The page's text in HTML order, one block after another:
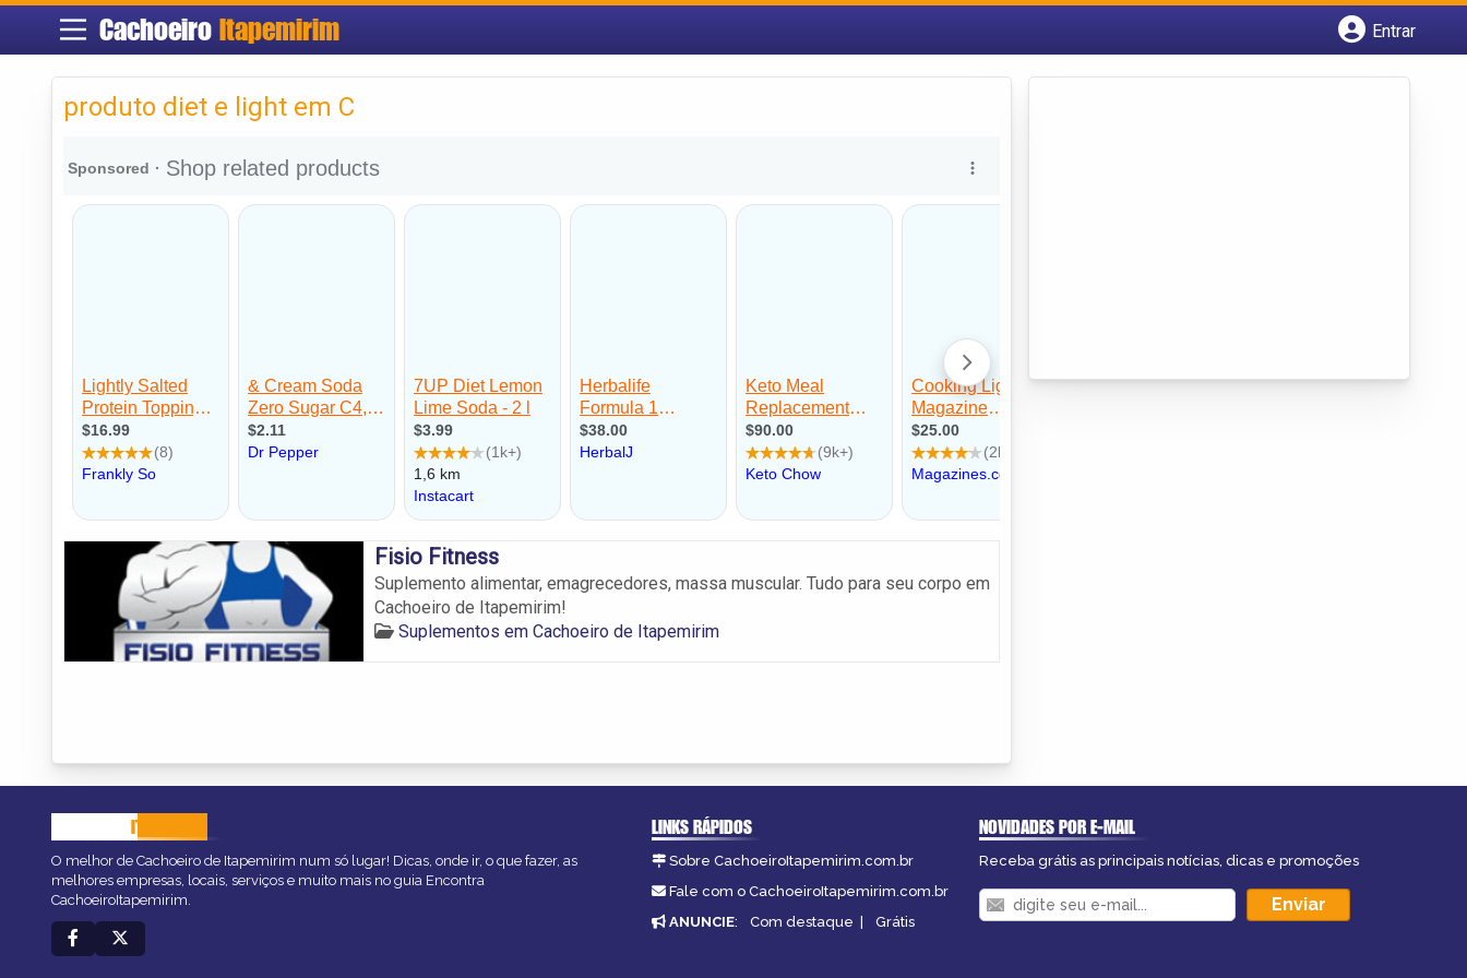
Cachoeiro Itapemirim
Entrar
produto diet e light em C
Fisio Fitness
Suplemento alimentar, emagrecedores, massa muscular. Tudo para seu corpo em
Cachoeiro de Itapemirim!
Suplementos em Cachoeiro de Itapemirim
ITAPEMIRIM
O melhor de Cachoeiro de Itapemirim num só lugar! Dicas, onde ir, o que fazer, as
melhores empresas, locais, serviços e muito mais no guia Encontra
CachoeiroItapemirim.
LINKS RÁPIDOS
Sobre CachoeiroItapemirim.com.br
Fale com o CachoeiroItapemirim.com.br
ANUNCIE: Com destaque | Grátis
NOVIDADES POR E-MAIL
Receba grátis as principais notícias, dicas e promoções